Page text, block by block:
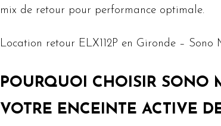
mix de retour pour performance optimale.
Location retour ELX112P en Gironde – Sono
POURQUOI CHOISIR SONO
VOTRE ENCEINTE ACTIVE